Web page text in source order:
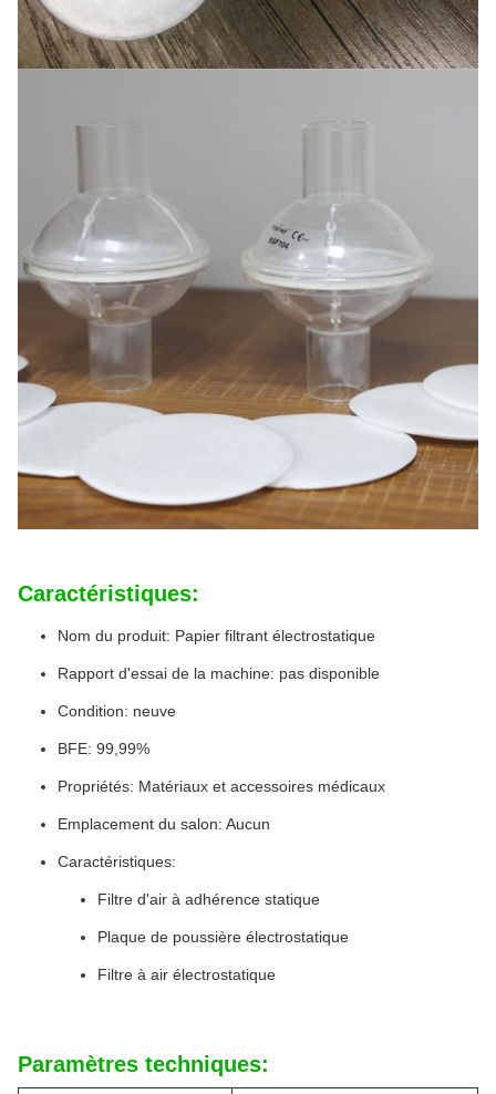
Caractéristiques:
Nom du produit: Papier filtrant électrostatique
Rapport d'essai de la machine: pas disponible
Condition: neuve
BFE: 99,99%
Propriétés: Matériaux et accessoires médicaux
Emplacement du salon: Aucun
Caractéristiques:
Filtre d'air à adhérence statique
Plaque de poussière électrostatique
Filtre à air électrostatique
Paramètres techniques: